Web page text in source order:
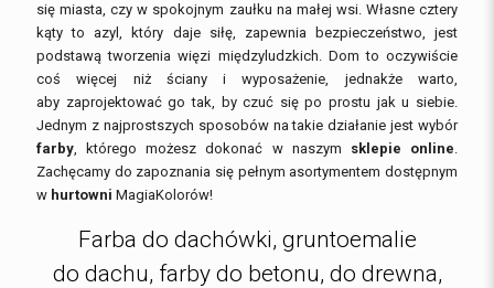
się miasta, czy w spokojnym zaułku na małej wsi. Własne cztery
kąty to azyl, który daje siłę, zapewnia bezpieczeństwo, jest
podstawą tworzenia więzi międzyludzkich. Dom to oczywiście
coś więcej niż ściany i wyposażenie, jednakże warto,
aby zaprojektować go tak, by czuć się po prostu jak u siebie.
Jednym z najprostszych sposobów na takie działanie jest wybór
farby, którego możesz dokonać w naszym sklepie online.
Zachęcamy do zapoznania się pełnym asortymentem dostępnym
w hurtowni MagiaKolorów!
Farba do dachówki, gruntoemalie
do dachu, farby do betonu, do drewna,